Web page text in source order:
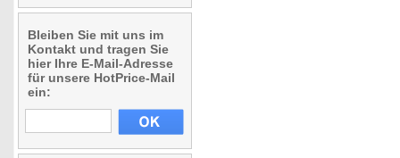
Bleiben Sie mit uns im
Kontakt und tragen Sie
hier Ihre E-Mail-Adresse
für unsere HotPrice-Mail
ein: